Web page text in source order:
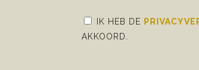
IK HEB DE
AKKOORD.